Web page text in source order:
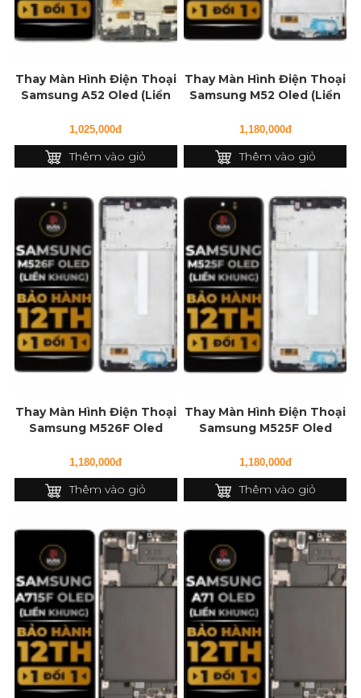
Thay Màn Hình Điện Thoại
Samsung A52 Oled (Liền
1,025,000đ
Thêm vào giỏ
Thay Màn Hình Điện Thoại
Samsung M52 Oled (Liền
1,180,000đ
Thêm vào giỏ
Thay Màn Hình Điện Thoại
Samsung M526F Oled
1,180,000đ
Thêm vào giỏ
Thay Màn Hình Điện Thoại
Samsung M525F Oled
1,180,000đ
Thêm vào giỏ